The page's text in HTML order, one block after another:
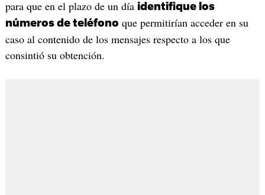
para que en el plazo de un día identifique los
números de teléfono que permitirían acceder en su
caso al contenido de los mensajes respecto a los que
consintió su obtención.